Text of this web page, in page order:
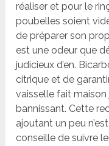
réaliser et pour le
poubelles soient
de préparer son
est une odeur que
judicieux d’en.
citrique et de
vaisselle fait maison
bannissant. Cette
ajoutant un peu
conseille de suivre